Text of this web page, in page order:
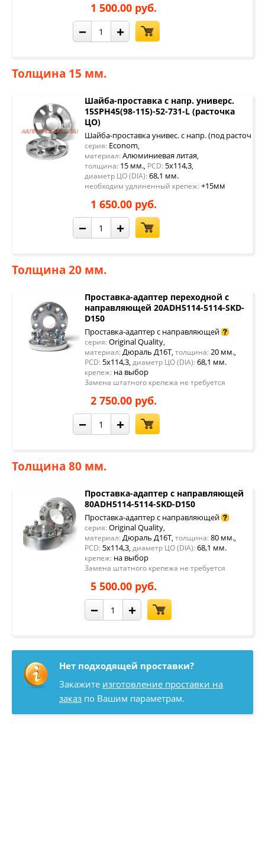
1 500.00 руб.
− +
Толщина 15 мм.
Шайба-проставка с напр. универс.
15SPH45(98-115)-52-731-L (расточка
ЦО)
Шайба-проставка унивес. с напр. (под расточку
серия: Econom,
материал: Алюминиевая литая,
толщина: 15 мм., PCD: 5x114,3,
диаметр ЦО (DIA): 68,1 мм.
необходим удлиненный крепеж: +15мм
1 650.00 руб.
− +
Толщина 20 мм.
Проставка-адаптер переходной с
направляющей 20ADH5114-5114-SKD-
D150
Проставка-адаптер с направляющей
серия: Original Quality,
материал: Дюраль Д16Т, толщина: 20 мм.,
PCD: 5x114,3, диаметр ЦО (DIA): 68,1 мм.
крепеж: на выбор
Замена штатного крепежа не требуется
2 750.00 руб.
− +
Толщина 80 мм.
Проставка-адаптер с направляющей
80ADH5114-5114-SKD-D150
Проставка-адаптер с направляющей
серия: Original Quality,
материал: Дюраль Д16Т, толщина: 80 мм.,
PCD: 5x114,3, диаметр ЦО (DIA): 68,1 мм.
крепеж: на выбор
Замена штатного крепежа не требуется
5 500.00 руб.
− +
Нет подходящей проставки?
Закажите изготовление проставки на
заказ по Вашим параметрам.